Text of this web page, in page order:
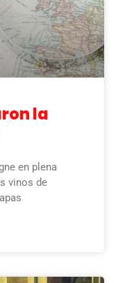
la
en plena
vinos de